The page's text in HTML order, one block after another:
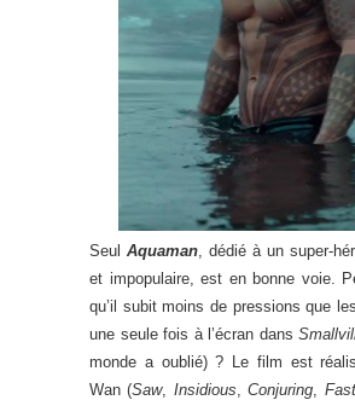
Seul Aquaman , dédié à un super-
et impopulaire, est en bonne voie.
qu’il subit moins de pressions que
une seule fois à l’écran dans
monde a oublié) ? Le film est
Wan (Saw, Insidious ,Conjuring